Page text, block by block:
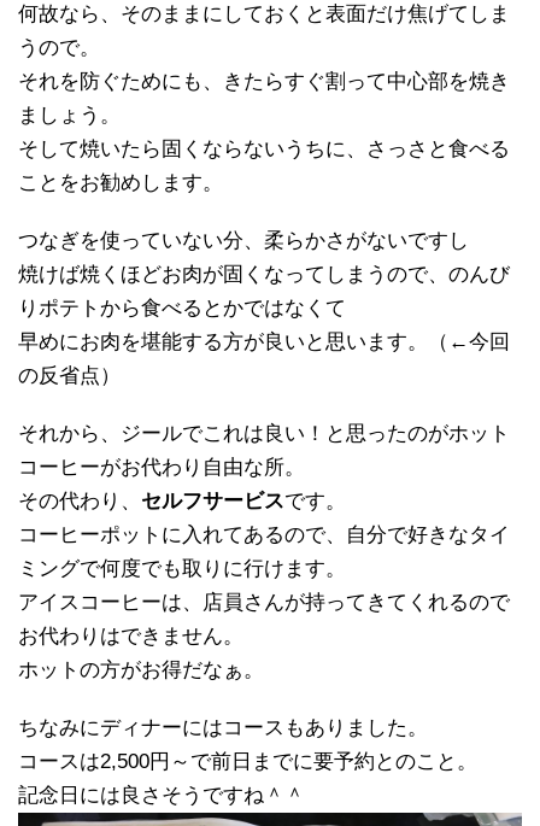
何故なら、そのままにしておくと表面だけ焦げてしま
うので。
それを防ぐためにも、きたらすぐ割って中心部を焼き
ましょう。
そして焼いたら固くならないうちに、さっさと食べる
ことをお勧めします。
つなぎを使っていない分、柔らかさがないですし
焼けば焼くほどお肉が固くなってしまうので、のんび
りポテトから食べるとかではなくて
早めにお肉を堪能する方が良いと思います。（←今回
の反省点）
それから、ジールでこれは良い！と思ったのがホット
コーヒーがお代わり自由な所。
その代わり、 セルフサービスです。
コーヒーポットに入れてあるので、自分で好きなタイ
ミングで何度でも取りに行けます。
アイスコーヒーは、店員さんが持ってきてくれるので
お代わりはできません。
ホットの方がお得だなぁ。
ちなみにディナーにはコースもありました。
コースは2,500円～で前日までに要予約とのこと。
記念日には良さそうですね＾＾